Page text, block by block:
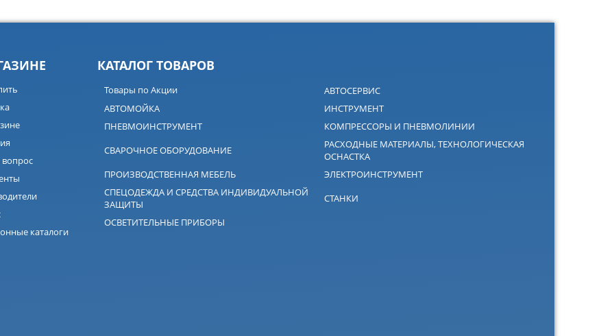
вопрос
каталоги
КАТАЛОГ ТОВАРОВ
Товары по Акции
АВТОСЕРВИС
АВТОМОЙКА
ИНСТРУМЕНТ
ПНЕВМОИНСТРУМЕНТ
КОМПРЕССОРЫ И ПНЕВМОЛИНИИ
СВАРОЧНОЕ ОБОРУДОВАНИЕ
РАСХОДНЫЕ МАТЕРИАЛЫ, ТЕХНОЛОГИЧЕСКАЯ
ОСНАСТКА
ПРОИЗВОДСТВЕННАЯ МЕБЕЛЬ
ЭЛЕКТРОИНСТРУМЕНТ
СПЕЦОДЕЖДА И СРЕДСТВА ИНДИВИДУАЛЬНОЙ
ЗАЩИТЫ
СТАНКИ
ОСВЕТИТЕЛЬНЫЕ ПРИБОРЫ